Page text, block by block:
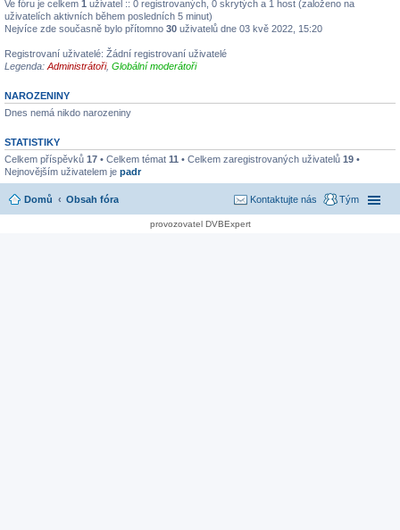
Ve fóru je celkem 1 uživatel :: 0 registrovaných, 0 skrytých a 1 host (založeno na
uživatelích aktivních během posledních 5 minut)
Nejvíce zde současně bylo přítomno 30 uživatelů dne 03 kvě 2022, 15:20
Registrovaní uživatelé: Žádní registrovaní uživatelé
Legenda: Administrátoři, Globální moderátoři
NAROZENINY
Dnes nemá nikdo narozeniny
STATISTIKY
Celkem příspěvků 17 • Celkem témat 11 • Celkem zaregistrovaných uživatelů 19 •
Nejnovějším uživatelem je padr
Domů Obsah fóra Tým
Kontaktujte nás
provozovatel DVBExpert